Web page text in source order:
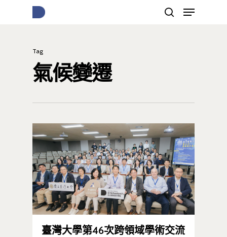
按下Enter開始搜尋，或Esc關閉跳窗
Tag
氣候變遷
臺灣大學第46次跨領域學術交流